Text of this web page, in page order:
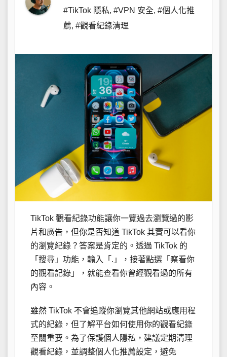
#TikTok 隱私, #VPN 安全, #個人化推
薦, #觀看紀錄清理
TikTok 觀看紀錄功能讓你一覽過去瀏覽過的影
片和廣告，但你是否知道 TikTok 其實可以看你
的瀏覽紀錄？答案是肯定的。透過 TikTok 的
「搜尋」功能，輸入「.」，接著點選「察看你
的觀看記錄」，就能查看你曾經觀看過的所有
內容。
雖然 TikTok 不會追蹤你瀏覽其他網站或應用程
式的紀錄，但了解平台如何使用你的觀看紀錄
至關重要。為了保護個人隱私，建議定期清理
觀看紀錄，並調整個人化推薦設定，避免